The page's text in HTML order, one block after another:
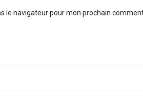
le navigateur pour mon prochain